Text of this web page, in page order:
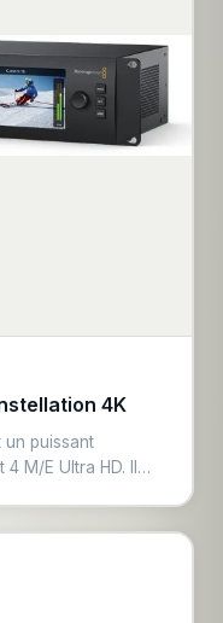
4K
un puissant
M/E Ultra HD. Il
4 lecteurs
HD indépendantes,